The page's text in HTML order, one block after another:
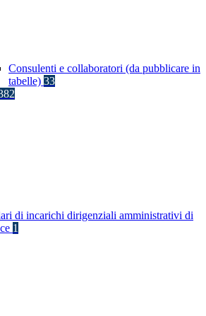
Consulenti e collaboratori (da pubblicare in
tabelle) 33
di incarichi dirigenziali amministrativi di
1